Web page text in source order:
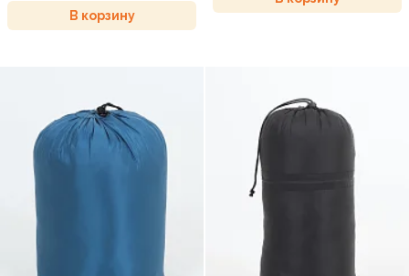
В корзину